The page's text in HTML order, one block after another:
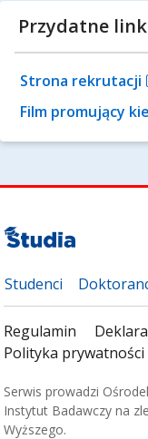
Przydatne
Strona rekrutacji
Film promujący
Studenci
Regulamin
Polityka
Serwis prowadzi
Instytut Badawczy na
Wyższego.